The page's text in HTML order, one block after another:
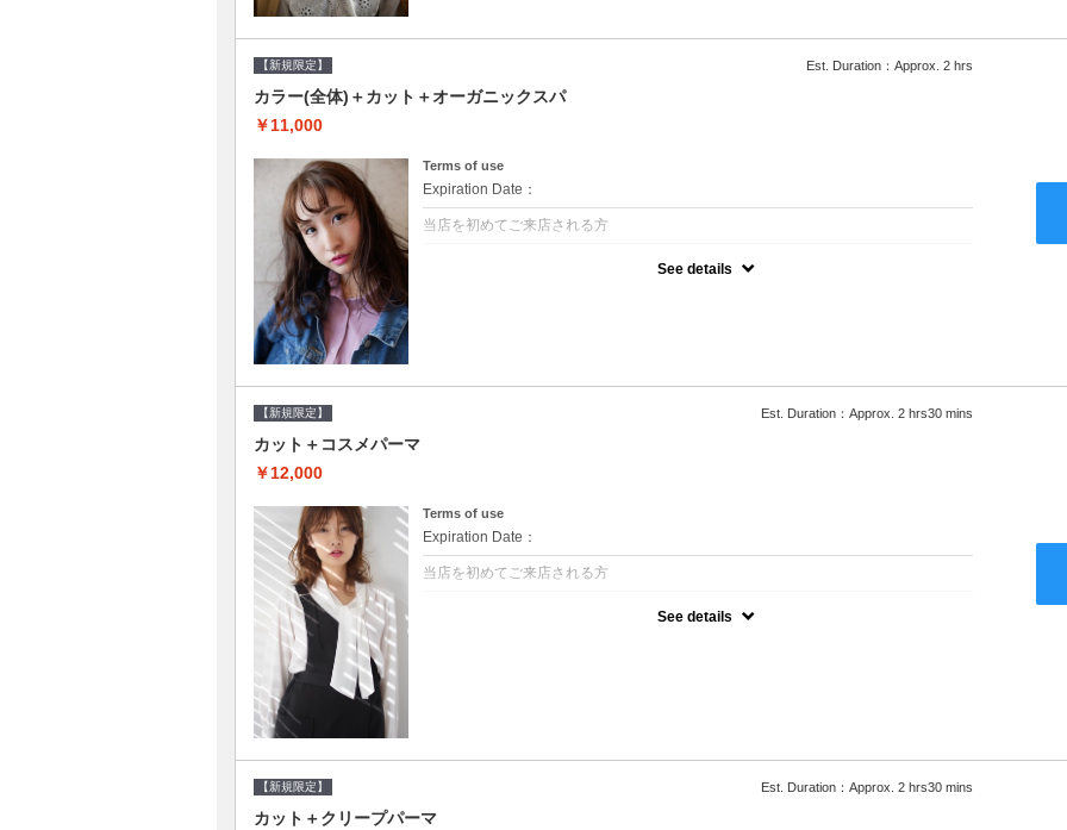
【新規限定】 Est. Duration：Approx. 2 hrs
カラー(全体)＋カット＋オーガニックスパ
￥11,000
Terms of use
Expiration Date：
当店を初めてご来店される方
See details
【新規限定】 Est. Duration：Approx. 2 hrs30 mins
カット＋コスメパーマ
￥12,000
Terms of use
Expiration Date：
当店を初めてご来店される方
See details
【新規限定】 Est. Duration：Approx. 2 hrs30 mins
カット＋クリープパーマ